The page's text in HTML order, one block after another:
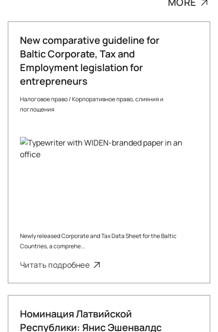
New comparative guideline for
Baltic Corporate, Tax and
Employment legislation for
entrepreneurs
Налоговое право/Корпоративное право, слияния и
поглощения
Newly released Corporate and Tax Data Sheet for the Baltic
Countries, a comprehe...
Читать подробнее
Номинация Латвийской
Республики: Янис Эшенвалдс